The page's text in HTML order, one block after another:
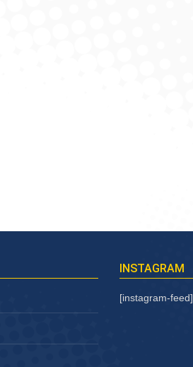
INSTAGRAM
[instagram-feed]